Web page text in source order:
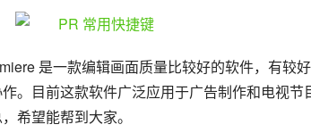
是一款编辑画面质量比较好的软件，有较
。目前这款软件广泛应用于广告制作和电视
希望能帮到大家。